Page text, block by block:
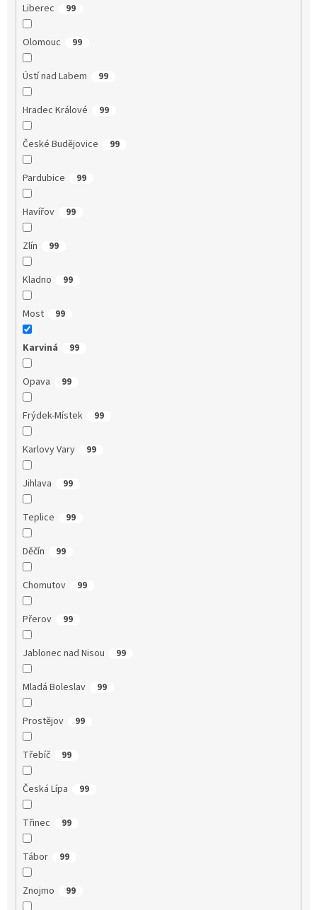
Liberec 99
Olomouc 99
Ústí nad Labem 99
Hradec Králové 99
České Budějovice 99
Pardubice 99
Havířov 99
Zlín 99
Kladno 99
Most 99
Karviná 99
Opava 99
Frýdek-Místek 99
Karlovy Vary 99
Jihlava 99
Teplice 99
Děčín 99
Chomutov 99
Přerov 99
Jablonec nad Nisou 99
Mladá Boleslav 99
Prostějov 99
Třebíč 99
Česká Lípa 99
Třinec 99
Tábor 99
Znojmo 99